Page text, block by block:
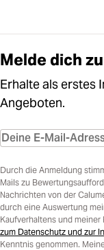
Melde dich
Erhalte als erstes
Angeboten.
Durch die Anmeldung
Mails zu
Nachrichten von der
durch eine Auswertung
Kaufverhaltens und
zum Datenschutz und zur
Kenntnis genommen.